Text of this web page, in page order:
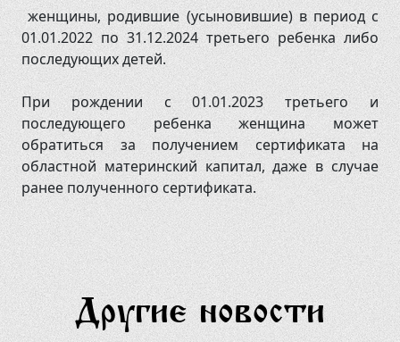
женщины, родившие (усыновившие) в период с
01.01.2022 по 31.12.2024 третьего ребенка либо
последующих детей.
При рождении с 01.01.2023 третьего и
последующего ребенка женщина может
обратиться за получением сертификата на
областной материнский капитал, даже в случае
ранее полученного сертификата.
Другие новости